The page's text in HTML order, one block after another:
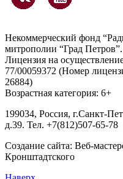
Некоммерческий фонд
митрополии “Град Петров”.
Лицензия на
77/00059372 (Номер
26884)
Возрастная категория: 6+
199034, Россия, г.Санкт-
д.39. Тел. +7(812)507-65-78
Создание сайта: Веб-
Кронштадтского